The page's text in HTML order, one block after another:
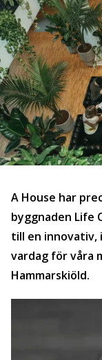
A House har
byggnaden Life
till en innovativ,
vardag för våra
Hammarskiöld.